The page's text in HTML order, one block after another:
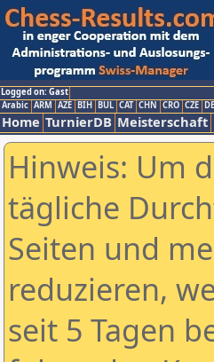
Logged on: Gast
Arabic ARM AZE BIH BUL CAT CHN CRO CZE
Home TurnierDB Meisterschaft
Hinweis: Um
tägliche
Seiten und
reduzieren,
seit 5 Tagen